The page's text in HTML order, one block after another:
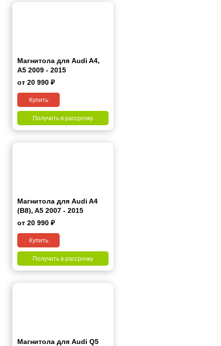
Магнитола для Audi A4,
A5 2009 - 2015
от 20 990 ₽
Купить
Получить в рассрочку
Магнитола для Audi A4
(B8), A5 2007 - 2015
от 20 990 ₽
Купить
Получить в рассрочку
Магнитола для Audi Q5